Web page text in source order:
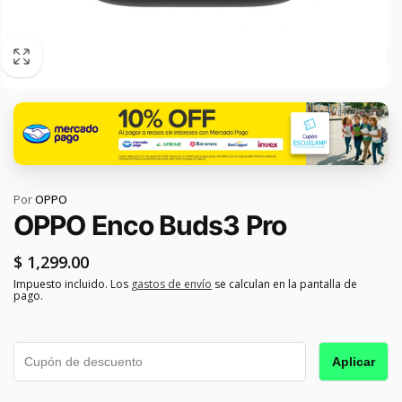
PorOPPO
OPPO Enco Buds3 Pro
Precio
habitual
$ 1,299.00
Impuesto incluido. Los gastos de envío se calculan en la pantalla de
pago.
Aplicar